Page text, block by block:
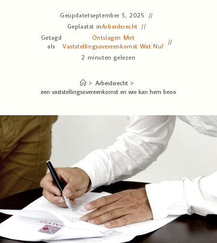
Geüpdatetseptember 5, 2025
Geplaatst inArbeidsrecht
Getagd
als
Ontslagen Met
Vaststellingsovereenkomst Wat Nu?
2 minuten gelezen
> Arbeidsrecht >
Wat is een vaststellingsovereenkomst en wie kan hem beoordelen?